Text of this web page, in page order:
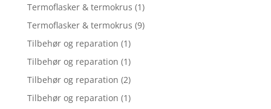
Termoflasker & termokrus (1)
Termoflasker & termokrus (9)
Tilbehør og reparation (1)
Tilbehør og reparation (1)
Tilbehør og reparation (2)
Tilbehør og reparation (1)